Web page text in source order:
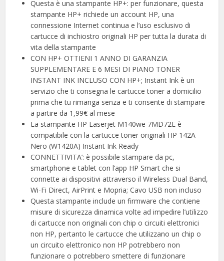
Questa è una stampante HP+: per funzionare, questa
stampante HP+ richiede un account HP, una
connessione Internet continua e l’uso esclusivo di
cartucce di inchiostro originali HP per tutta la durata di
vita della stampante
CON HP+ OTTIENI 1 ANNO DI GARANZIA
SUPPLEMENTARE E 6 MESI DI PIANO TONER
INSTANT INK INCLUSO CON HP+; Instant Ink è un
servizio che ti consegna le cartucce toner a domicilio
prima che tu rimanga senza e ti consente di stampare
a partire da 1,99€ al mese
La stampante HP Laserjet M140we 7MD72E è
compatibile con la cartucce toner originali HP 142A
Nero (W1420A) Instant Ink Ready
CONNETTIVITA’: è possibile stampare da pc,
smartphone e tablet con l’app HP Smart che si
connette ai dispositivi attraverso il Wireless Dual Band,
Wi-Fi Direct, AirPrint e Mopria; Cavo USB non incluso
Questa stampante include un firmware che contiene
misure di sicurezza dinamica volte ad impedire l’utilizzo
di cartucce non originali con chip o circuiti elettronici
non HP, pertanto le cartucce che utilizzano un chip o
un circuito elettronico non HP potrebbero non
funzionare o potrebbero smettere di funzionare